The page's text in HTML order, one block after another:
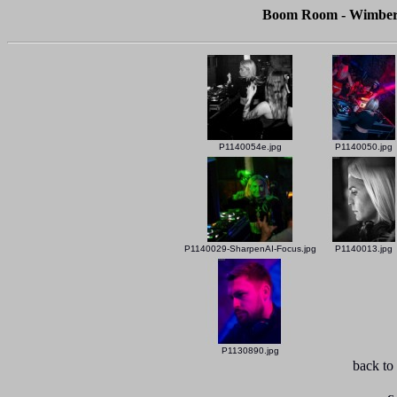
Boom Room -
P1140054e.jpg P1140050.jpg
P1140029-SharpenAI-Focus.jpg P1140013.jpg
P1130890.jpg
back to